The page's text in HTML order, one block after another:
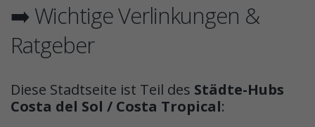
➡️ Wichtige Verlinkungen &
Ratgeber
Diese Stadtseite ist Teil des Städte-Hubs
Costa del Sol / Costa Tropical: